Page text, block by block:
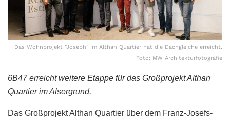
Das Wohnprojekt "Joseph" im Althan Quartier hat die Dachgleiche erreicht.
Foto: MW Architekturfotografie
6B47 erreicht weitere Etappe für das Großprojekt Althan
Quartier im Alsergrund.
Das Großprojekt Althan Quartier über dem Franz-Josefs-